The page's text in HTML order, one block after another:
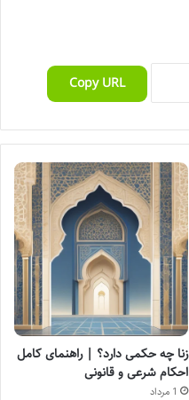
Copy URL
زنا چه حکمی دارد؟ | راهنمای کامل
احکام شرعی و قانونی
1 مرداد